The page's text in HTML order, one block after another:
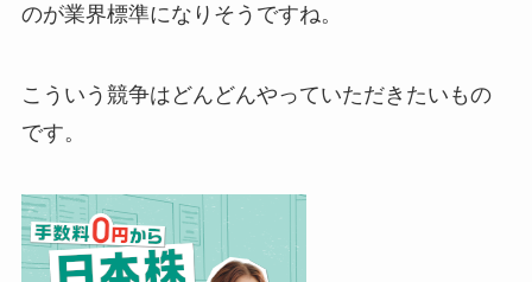
のが業界標準になりそうですね。
こういう競争はどんどんやっていただきたいもの
です。